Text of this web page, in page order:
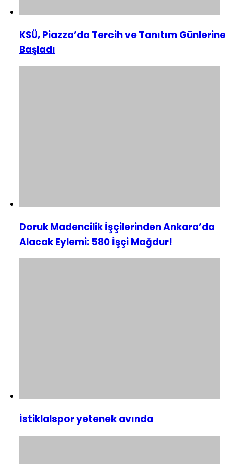
KSÜ, Piazza’da Tercih ve Tanıtım
Başladı
Doruk Madencilik İşçilerinden Ankara’da
Alacak Eylemi: 580 İşçi Mağdur!
İstiklalspor yetenek avında